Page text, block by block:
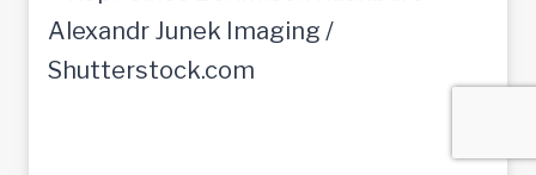
Alexandr Junek Imaging /
Shutterstock.com